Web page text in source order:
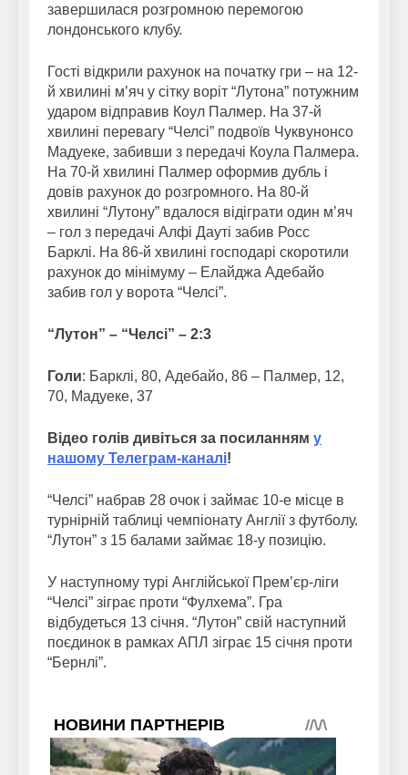
завершилася розгромною перемогою
лондонського клубу.
Гості відкрили рахунок на початку гри – на 12-
й хвилині м’яч у сітку воріт “Лутона” потужним
ударом відправив Коул Палмер. На 37-й
хвилині перевагу “Челсі” подвоїв Чуквунонсо
Мадуеке, забивши з передачі Коула Палмера.
На 70-й хвилині Палмер оформив дубль і
довів рахунок до розгромного. На 80-й
хвилині “Лутону” вдалося відіграти один м’яч
– гол з передачі Алфі Дауті забив Росс
Барклі. На 86-й хвилині господарі скоротили
рахунок до мінімуму – Елайджа Адебайо
забив гол у ворота “Челсі”.
“Лутон” – “Челсі” – 2:3
Голи: Барклі, 80, Адебайо, 86 – Палмер, 12,
70, Мадуеке, 37
Відео голів дивіться за посиланням у
нашому Телеграм-каналі!
“Челсі” набрав 28 очок і займає 10-е місце в
турнірній таблиці чемпіонату Англії з футболу.
“Лутон” з 15 балами займає 18-у позицію.
У наступному турі Англійської Прем’єр-ліги
“Челсі” зіграє проти “Фулхема”. Гра
відбудеться 13 січня. “Лутон” свій наступний
поєдинок в рамках АПЛ зіграє 15 січня проти
“Бернлі”.